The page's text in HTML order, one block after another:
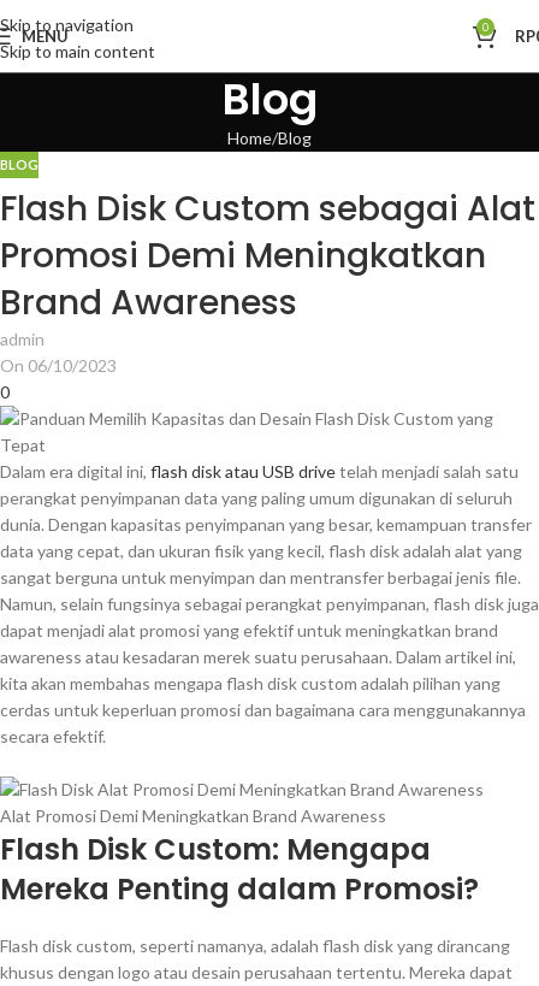
Skip to navigation
Skip to main content
MENU 0 RP
Blog
Home Blog
BLOG
Flash Disk Custom sebagai Alat
Promosi Demi Meningkatkan
Brand Awareness
admin
On 06/10/2023
0
Dalam era digital ini, flash disk atau USB drivetelah menjadi salah satu
perangkat penyimpanan data yang paling umum digunakan di seluruh
dunia. Dengan kapasitas penyimpanan yang besar, kemampuan transfer
data yang cepat, dan ukuran fisik yang kecil, flash disk adalah alat yang
sangat berguna untuk menyimpan dan mentransfer berbagai jenis file.
Namun, selain fungsinya sebagai perangkat penyimpanan, flash disk juga
dapat menjadi alat promosi yang efektif untuk meningkatkan brand
awareness atau kesadaran merek suatu perusahaan. Dalam artikel ini,
kita akan membahas mengapa flash disk custom adalah pilihan yang
cerdas untuk keperluan promosi dan bagaimana cara menggunakannya
secara efektif.
Alat Promosi Demi Meningkatkan Brand Awareness
Flash Disk Custom: Mengapa
Mereka Penting dalam Promosi?
Flash disk custom, seperti namanya, adalah flash disk yang dirancang
khusus dengan logo atau desain perusahaan tertentu. Mereka dapat